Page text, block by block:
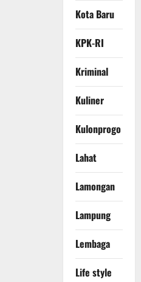
Kota Baru
KPK-RI
Kriminal
Kuliner
Kulonprogo
Lahat
Lamongan
Lampung
Lembaga
Life style